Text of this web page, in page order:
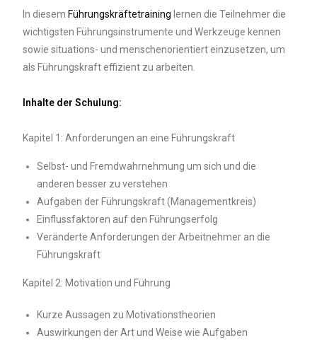
In diesemFührungskräftetraining lernen die Teilnehmer die
wichtigsten Führungsinstrumente und Werkzeuge kennen
sowie situations- und menschenorientiert einzusetzen, um
als Führungskraft effizient zu arbeiten.
Inhalte der Schulung:
Kapitel 1: Anforderungen an eine Führungskraft
Selbst- und Fremdwahrnehmung um sich und die
anderen besser zu verstehen
Aufgaben der Führungskraft (Managementkreis)
Einflussfaktoren auf den Führungserfolg
Veränderte Anforderungen der Arbeitnehmer an die
Führungskraft
Kapitel 2: Motivation und Führung
Kurze Aussagen zu Motivationstheorien
Auswirkungen der Art und Weise wie Aufgaben